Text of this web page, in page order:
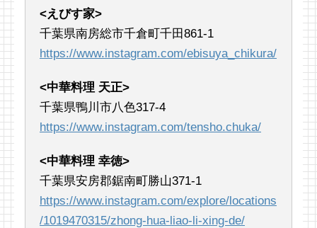
<えびす家>
千葉県南房総市千倉町千田861-1
https://www.instagram.com/ebisuya_chikura/
<中華料理 天正>
千葉県鴨川市八色317-4
https://www.instagram.com/tensho.chuka/
<中華料理 幸徳>
千葉県安房郡鋸南町勝山371-1
https://www.instagram.com/explore/locations
/1019470315/zhong-hua-liao-li-xing-de/